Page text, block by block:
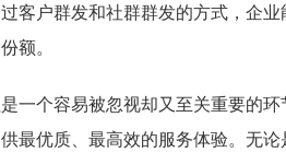
客户群发和社群群发的方式，企
额。
一个容易被忽视却又至关重要的环
最优质、最高效的服务体验。无